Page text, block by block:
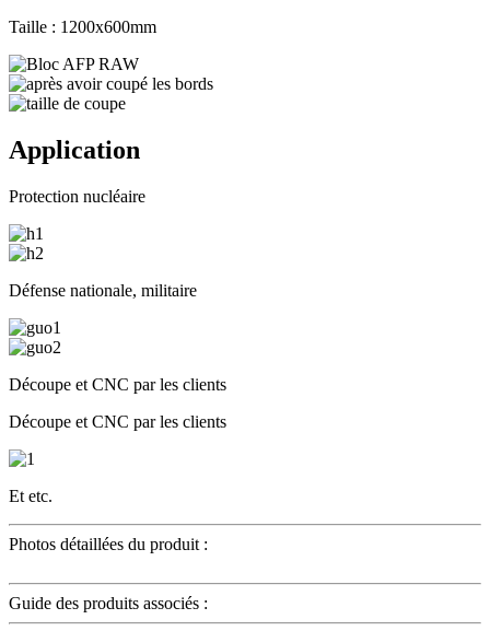
Taille : 1200x600mm
Application
Protection nucléaire
Défense nationale, militaire
Découpe et CNC par les clients
Découpe et CNC par les clients
Et etc.
Photos détaillées du produit :
Guide des produits associés :